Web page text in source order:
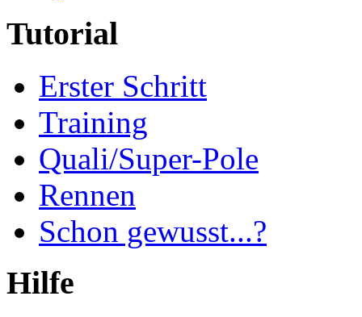
Tutorial
Erster Schritt
Training
Quali/Super-Pole
Rennen
Schon gewusst...?
Hilfe